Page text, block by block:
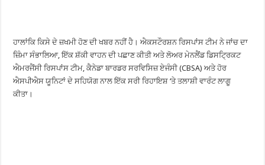
ਹਾਲਾਂਕਿ ਕਿਸੇ ਦੇ ਜ਼ਖਮੀ ਹੋਣ ਦੀ ਖਬਰ ਨਹੀਂ ਹੈ। ਐਕਸਟੌਰਸ਼ਨ ਰਿਸਪਾਂਸ ਟੀਮ ਨੇ ਜਾਂਚ ਦਾ
ਜ਼ਿੰਮਾ ਸੰਭਾਲਿਆ, ਇੱਕ ਸ਼ੱਕੀ ਵਾਹਨ ਦੀ ਪਛਾਣ ਕੀਤੀ ਅਤੇ ਲੋਅਰ ਮੇਨਲੈਂਡ ਡਿਸਟ੍ਰਿਕਟ
ਐਮਰਜੈਂਸੀ ਰਿਸਪਾਂਸ ਟੀਮ, ਕੈਨੇਡਾ ਬਾਰਡਰ ਸਰਵਿਸਿਜ਼ ਏਜੰਸੀ (CBSA) ਅਤੇ ਹੋਰ
ਐਸਪੀਐਸ ਯੂਨਿਟਾਂ ਦੇ ਸਹਿਯੋਗ ਨਾਲ ਇੱਕ ਸਰੀ ਰਿਹਾਇਸ਼ ‘ਤੇ ਤਲਾਸ਼ੀ ਵਾਰੰਟ ਲਾਗੂ
ਕੀਤਾ।